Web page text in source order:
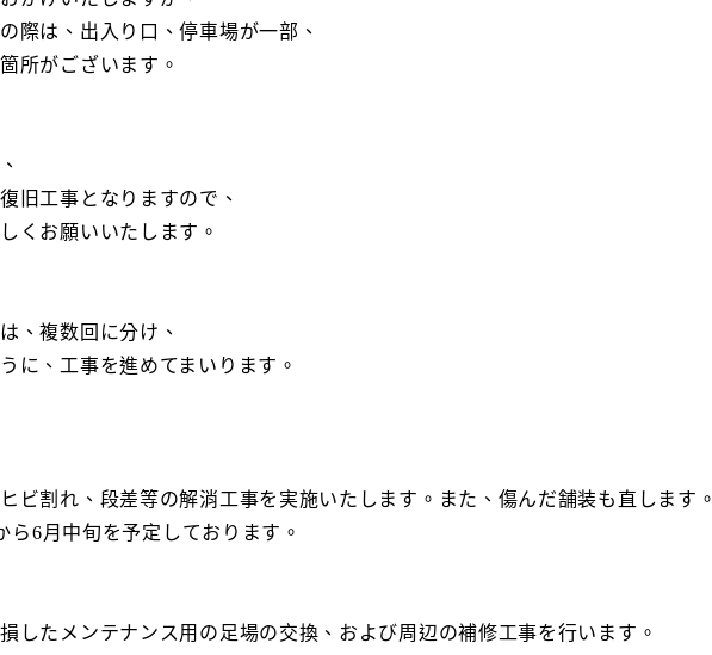
際は、出入り口、停車場が一部、
所がございます。
旧工事となりますので、
くお願いいたします。
、複数回に分け、
に、工事を進めてまいります。
ビ割れ、段差等の解消工事を実施いたします。また、傷んだ舗装も直します。
ら6月中旬を予定しております。
したメンテナンス用の足場の交換、および周辺の補修工事を行います。